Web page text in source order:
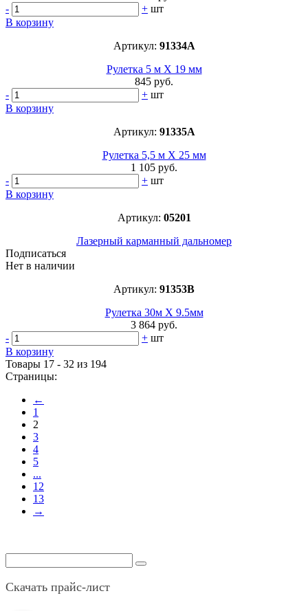
-
+ шт
В корзину
Артикул: 91334A
Рулетка 5 м Х 19 мм
845 руб.
-
+ шт
В корзину
Артикул: 91335A
Рулетка 5,5 м Х 25 мм
1 105 руб.
-
+ шт
В корзину
Артикул: 05201
Лазерный карманный дальномер
Подписаться
Нет в наличии
Артикул: 91353B
Рулетка 30м X 9.5мм
3 864 руб.
-
+ шт
В корзину
Товары 17 - 32 из 194
Страницы:
←
1
2
3
4
5
...
12
13
→
Скачать прайс-лист